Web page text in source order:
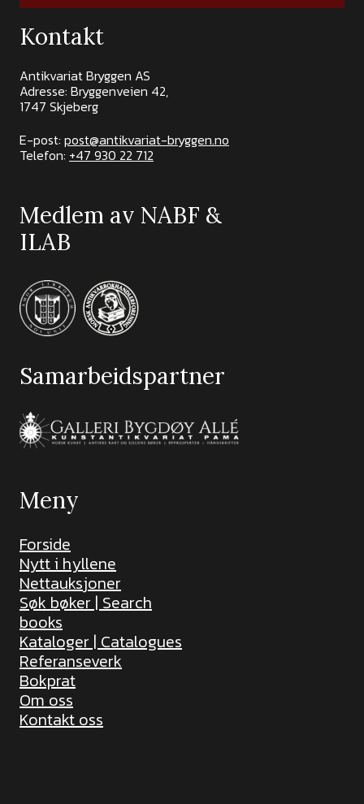
Kontakt
Antikvariat Bryggen AS
Adresse: Bryggenveien 42,
1747 Skjeberg
E-post: post@antikvariat-bryggen.no
Telefon: +47 930 22 712
Medlem av NABF &
ILAB
Samarbeidspartner
Meny
Forside
Nytt i hyllene
Nettauksjoner
Søk bøker | Search
books
Kataloger | Catalogues
Referanseverk
Bokprat
Om oss
Kontakt oss